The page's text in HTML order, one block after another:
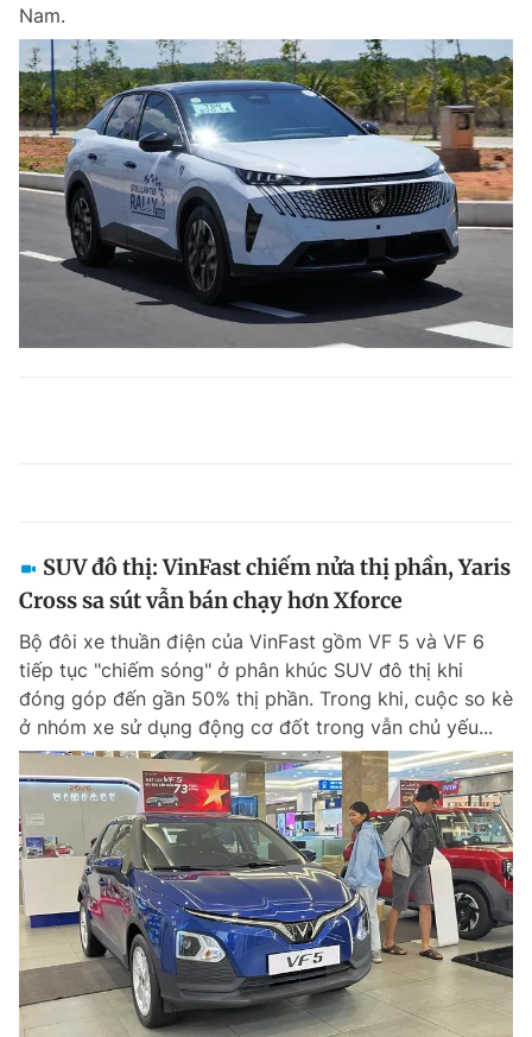
Nam.
SUV đô thị: VinFast chiếm nửa thị phần, Yaris
Cross sa sút vẫn bán chạy hơn Xforce
Bộ đôi xe thuần điện của VinFast gồm VF 5 và VF 6
tiếp tục "chiếm sóng" ở phân khúc SUV đô thị khi
đóng góp đến gần 50% thị phần. Trong khi, cuộc so kè
ở nhóm xe sử dụng động cơ đốt trong vẫn chủ yếu...